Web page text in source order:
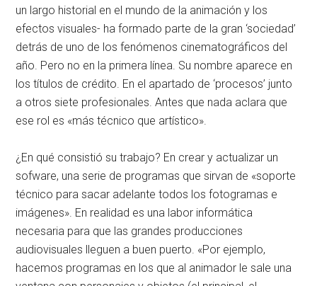
un largo historial en el mundo de la animación y los
efectos visuales- ha formado parte de la gran ‘sociedad’
detrás de uno de los fenómenos cinematográficos del
año. Pero no en la primera línea. Su nombre aparece en
los títulos de crédito. En el apartado de ‘procesos’ junto
a otros siete profesionales. Antes que nada aclara que
ese rol es «más técnico que artístico».
¿En qué consistió su trabajo? En crear y actualizar un
sofware, una serie de programas que sirvan de «soporte
técnico para sacar adelante todos los fotogramas e
imágenes». En realidad es una labor informática
necesaria para que las grandes producciones
audiovisuales lleguen a buen puerto. «Por ejemplo,
hacemos programas en los que al animador le sale una